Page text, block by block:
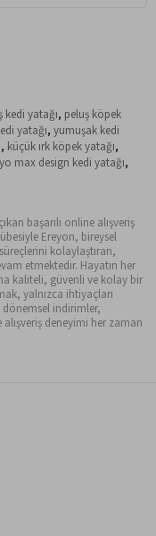
kedi yatağı, peluş köpek
yatağı, yumuşak kedi
, küçük ırk köpek yatağı,
max design kedi yatağı,
başarılı online alışveriş
Ereyon, bireysel
kolaylaştıran,
etmektedir. Hayatın her
kaliteli, güvenli ve kolay bir
yalnızca ihtiyaçları
indirimler,
deneyimi her zaman